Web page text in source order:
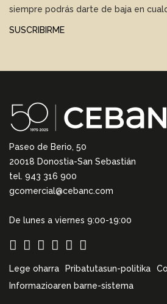
siempre podrás darte de baja en
SUSCRIBIRME
Paseo de Berio, 50
20018 Donostia-San Sebastián
tel. 943 316 900
gcomercial@cebanc.com
De lunes a viernes 9:00-19:00
Lege oharra Pribatutasun-politika
Informazioaren barne-sistema